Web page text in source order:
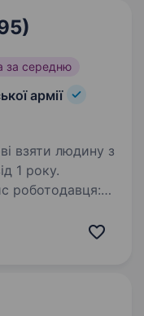
за середню
армії
взяти людину з
1 року.
Збройних Сил